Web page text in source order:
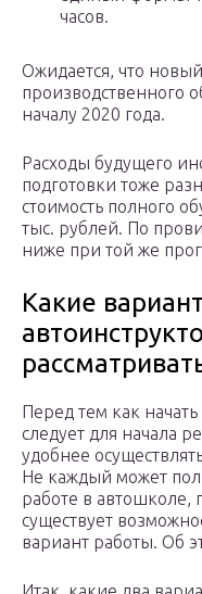
часов.
Ожидается, что
производственного
началу 2020 года.
Расходы будущего
подготовки тоже
стоимость полного
тыс. рублей. По
ниже при той же
Какие
Перед тем как
следует для начала
удобнее
Не каждый может
работе в автошколе,
существует
вариант работы. Об